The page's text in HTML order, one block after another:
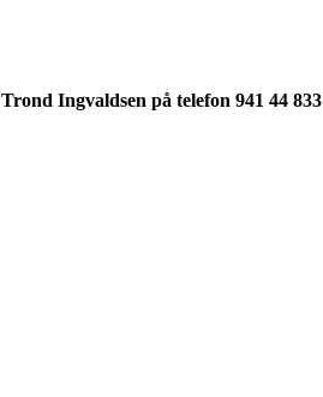
Trond Ingvaldsen på telefon 941 44 833